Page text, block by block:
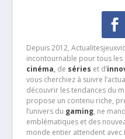
Depuis 2012,
incontournable pour tous les
cinéma,de séries et d’
vous cherchiez à suivre
découvrir les tendances du
propose un contenu riche,
l’univers du gaming, ne
emblématiques et des
monde entier attendent avec